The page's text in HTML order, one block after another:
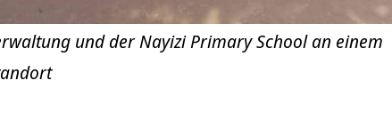
und der Nayizi Primary School an einem